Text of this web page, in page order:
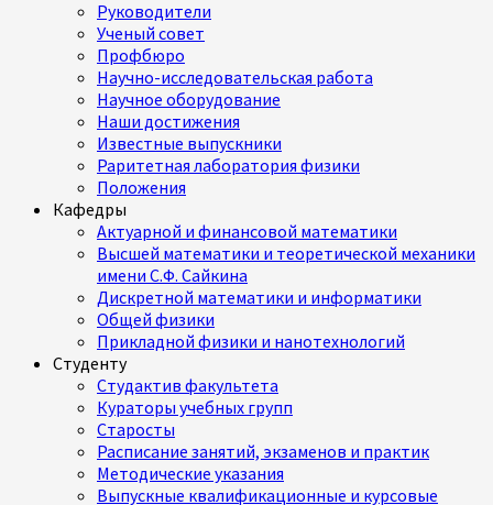
Руководители
Ученый совет
Профбюро
Научно-исследовательская работа
Научное оборудование
Наши достижения
Известные выпускники
Раритетная лаборатория физики
Положения
Кафедры
Актуарной и финансовой математики
Высшей математики и теоретической механики
имени С.Ф. Сайкина
Дискретной математики и информатики
Общей физики
Прикладной физики и нанотехнологий
Студенту
Студактив факультета
Кураторы учебных групп
Старосты
Расписание занятий, экзаменов и практик
Методические указания
Выпускные квалификационные и курсовые